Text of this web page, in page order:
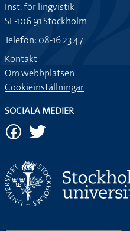
Inst. för lingvistik
SE-106 91 Stockholm
Telefon: 08-16 23 47
Kontakt
Om webbplatsen
Cookieinställningar
SOCIALA MEDIER